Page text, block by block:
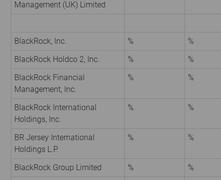
Management (UK) Limited
BlackRock, Inc. %
%
BlackRock Holdco 2, Inc.
%
%
BlackRock Financial
Management, Inc.
% %
BlackRock International
Holdings, Inc.
% %
BR Jersey International
Holdings L.P.
% %
BlackRock Group Limited %
%